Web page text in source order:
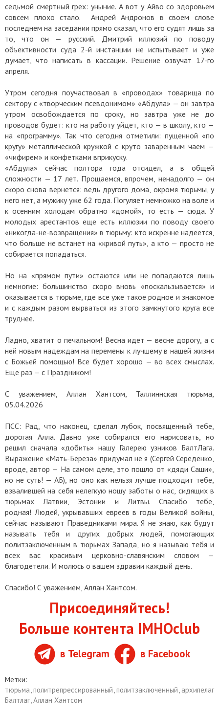
седьмой смертный грех: уныние. А вот у Айво со здоровьем
совсем плохо стало. Андрей Андронов в своем слове
последнем на заседании прямо сказал, что его судят лишь за
то, что он — русский. Дмитрий иллюзий по поводу
объективности суда 2-й инстанции не испытывает и уже
думает, что написать в кассации. Решение озвучат 17-го
апреля.
Утром сегодня поучаствовал в «проводах» товарища по
сектору с «творческим псевдонимом» «Абдула» — он завтра
утром освобождается по сроку, но завтра уже не до
проводов будет: кто на работу уйдет, кто — в школу, кто —
на «программу». Так что сегодня отметили: пущенной «по
кругу» металлической кружкой с круто заваренным чаем —
«чифирем» и конфетками вприкуску.
«Абдула» сейчас полтора года отсидел, а в общей
сложности — 17 лет. Прощаемся, впрочем, ненадолго — он
скоро снова вернется: ведь другого дома, окромя тюрьмы, у
него нет, а мужику уже 62 года. Погуляет немножко на воле и
к осенним холодам обратно «домой», то есть — сюда. У
молодых арестантов еще есть иллюзии по поводу своего
«никогда-не-возвращения» в тюрьму: кто искренне надеется,
что больше не встанет на «кривой путь», а кто — просто не
собирается попадаться.
Но на «прямом пути» остаются или не попадаются лишь
немногие: большинство скоро вновь «поскальзывается» и
оказывается в тюрьме, где все уже такое родное и знакомое
и с каждым разом вырваться из этого замкнутого круга все
труднее.
Ладно, хватит о печальном! Весна идет — весне дорогу, а с
ней новым надеждам на перемены к лучшему в нашей жизни
с Божьей помощью! Все будет хорошо — во всех смыслах.
Еще раз — с Праздником!
С уважением, Аллан Хантсом, Таллиннская тюрьма,
05.04.2026
ПСС: Рад, что наконец, сделал лубок, посвященный тебе,
дорогая Алла. Давно уже собирался его нарисовать, но
решил сначала «добить» нашу Галерею узников БалтЛага.
Выражение «Мать-Береза» придумал не я (Сергей Середенко,
вроде, автор — На самом деле, это пошло от «дяди Саши»,
но не суть! — АБ), но оно как нельзя лучше подходит тебе,
взвалившей на себя нелегкую ношу заботы о нас, сидящих в
тюрьмах Латвии, Эстонии и Литвы. Спасибо тебе,
родная! Людей, укрывавших евреев в годы Великой войны,
сейчас называют Праведниками мира. Я не знаю, как будут
называть тебя и других добрых людей, помогающих
политзаключенным в тюрьмах Запада, но я называю тебя и
всех вас красивым церковно-славянским словом —
благодетели. И молюсь о вашем здравии каждый день.
Спасибо! С уважением, Аллан Хантсом.
Присоединяйтесь!
Больше контента IMHOclub
в Telegram в Facebook
Метки:
тюрьма политрепрессированный политзаключенный архипелаг
Балтлаг Аллан Хантсом